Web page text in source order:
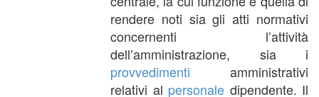
rendere noti sia gli atti normativi
concernenti l’attività
dell’amministrazione, sia i
provvedimenti amministrativi
relativi al personale dipendente. Il